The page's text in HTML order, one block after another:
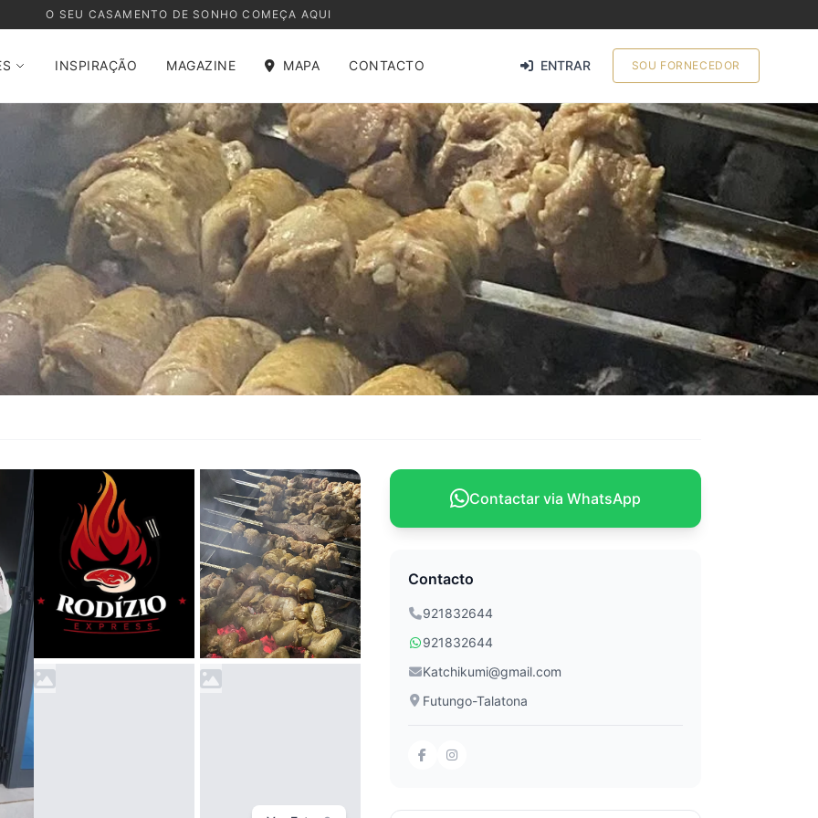
O SEU CASAMENTO DE SONHO COMEÇA AQUI
INSPIRAÇÃO MAGAZINE MAPA CONTACTO ENTRAR SOU FORNECEDOR
Contactar via WhatsApp
Contacto
921832644
921832644
Katchikumi@gmail.com
Futungo-Talatona